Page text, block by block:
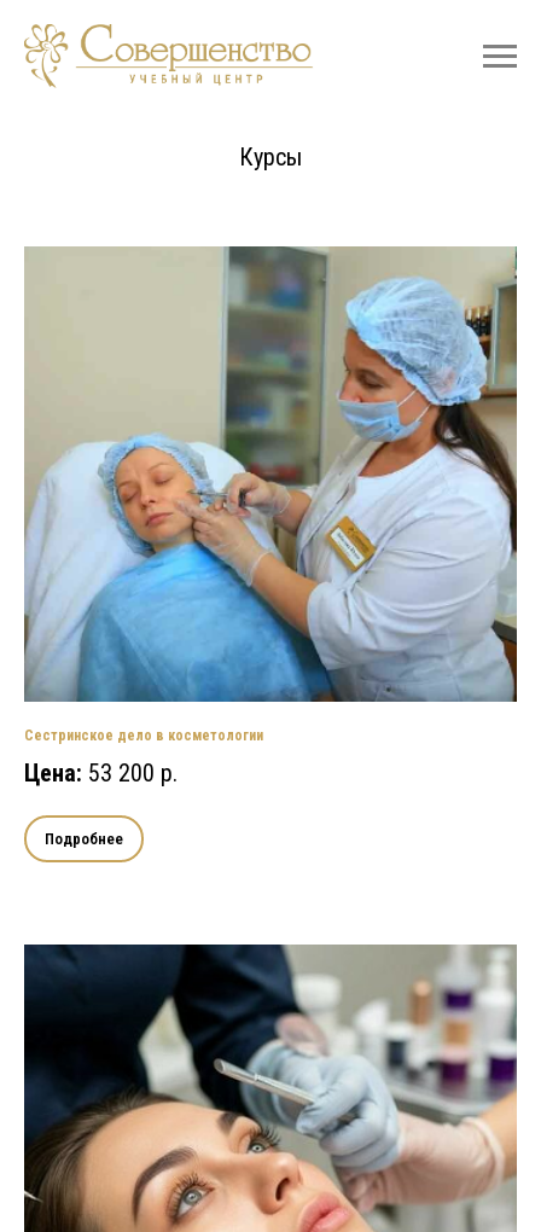
Цены на курсы и семинары
Курсы
Сестринское дело в косметологии
Цена: 53 200 р.
Подробнее